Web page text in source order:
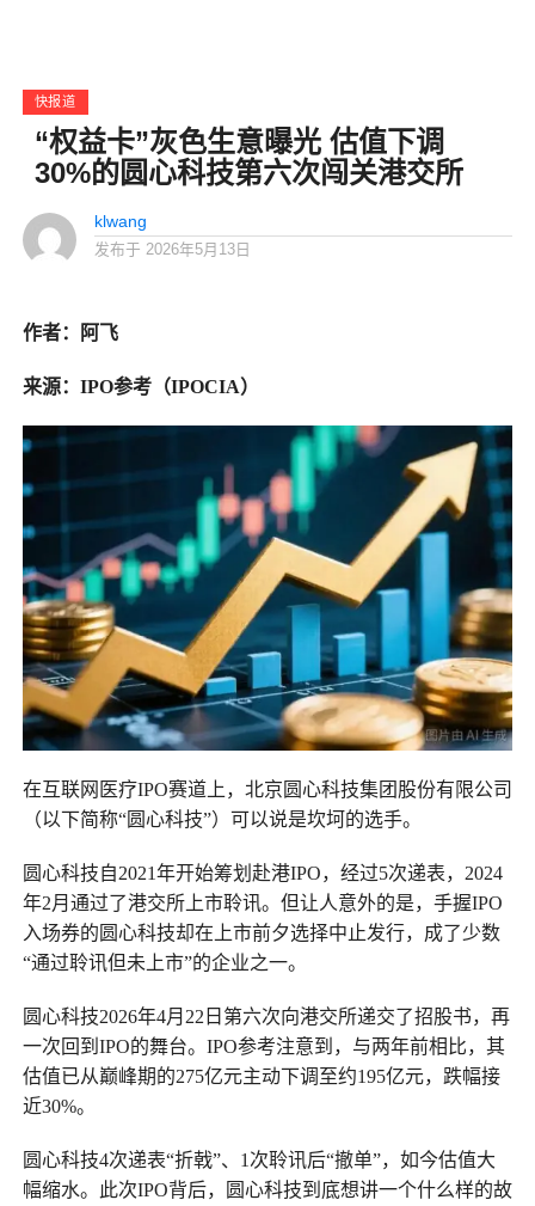
快报道
“权益卡”灰色生意曝光 估值下调
30%的圆心科技第六次闯关港交所
klwang
发布于 2026年5月13日
作者：阿飞
来源：IPO参考（IPOCIA）
在互联网医疗IPO赛道上，北京圆心科技集团股份有限公司
（以下简称“圆心科技”）可以说是坎坷的选手。
圆心科技自2021年开始筹划赴港IPO，经过5次递表，2024
年2月通过了港交所上市聆讯。但让人意外的是，手握IPO
入场券的圆心科技却在上市前夕选择中止发行，成了少数
“通过聆讯但未上市”的企业之一。
圆心科技2026年4月22日第六次向港交所递交了招股书，再
一次回到IPO的舞台。IPO参考注意到，与两年前相比，其
估值已从巅峰期的275亿元主动下调至约195亿元，跌幅接
近30%。
圆心科技4次递表“折戟”、1次聆讯后“撤单”，如今估值大
幅缩水。此次IPO背后，圆心科技到底想讲一个什么样的故